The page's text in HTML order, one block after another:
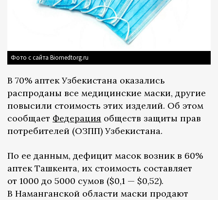
Фото с сайта Biomedtorg.ru
В 70% аптек Узбекистана оказались
распроданы все медицинские маски, другие
повысили стоимость этих изделий. Об этом
сообщает Федерация обществ защиты прав
потребителей (ОЗПП) Узбекистана.
По ее данным, дефицит масок возник в 60%
аптек Ташкента, их стоимость составляет
от 1000 до 5000 сумов ($0,1 — $0,52).
В Наманганской области маски продают